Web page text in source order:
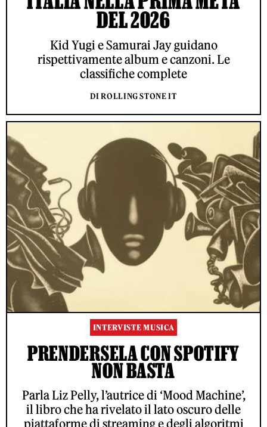
DEL 2026
Kid Yugi e Samurai Jay guidano
rispettivamente album e canzoni. Le
classifiche complete
DI ROLLING STONE IT
INTERVISTE MUSICA
PRENDERSELA CON SPOTIFY
NON BASTA
Parla Liz Pelly, l’autrice di ‘Mood Machine’,
il libro che ha rivelato il lato oscuro delle
piattaforme di streaming e degli algoritmi